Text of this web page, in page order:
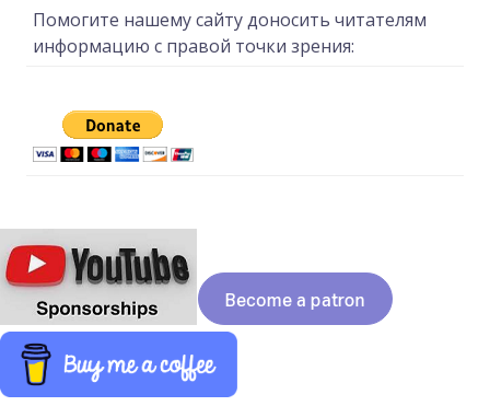
Помогите нашему сайту доносить читателям
информацию с правой точки зрения: